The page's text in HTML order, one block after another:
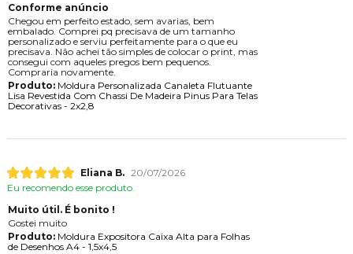
Conforme anúncio
Chegou em perfeito estado, sem avarias, bem
embalado. Comprei pq precisava de um tamanho
personalizado e serviu perfeitamente para o que eu
precisava. Não achei tão simples de colocar o print, mas
consegui com aqueles pregos bem pequenos.
Compraria novamente.
Produto:Moldura Personalizada Canaleta Flutuante
Lisa Revestida Com Chassi De Madeira Pinus Para Telas
Decorativas - 2x2,8
Eliana B. 20/07/2026
Eu recomendo esse produto.
Muito útil. É bonito !
Gostei muito
Produto:Moldura Expositora Caixa Alta para Folhas
de Desenhos A4 - 1,5x4,5